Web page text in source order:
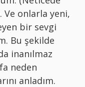
Ve onlarla yeni,
bir sevgi
Bu şekilde
inanılmaz
neden
anladım.